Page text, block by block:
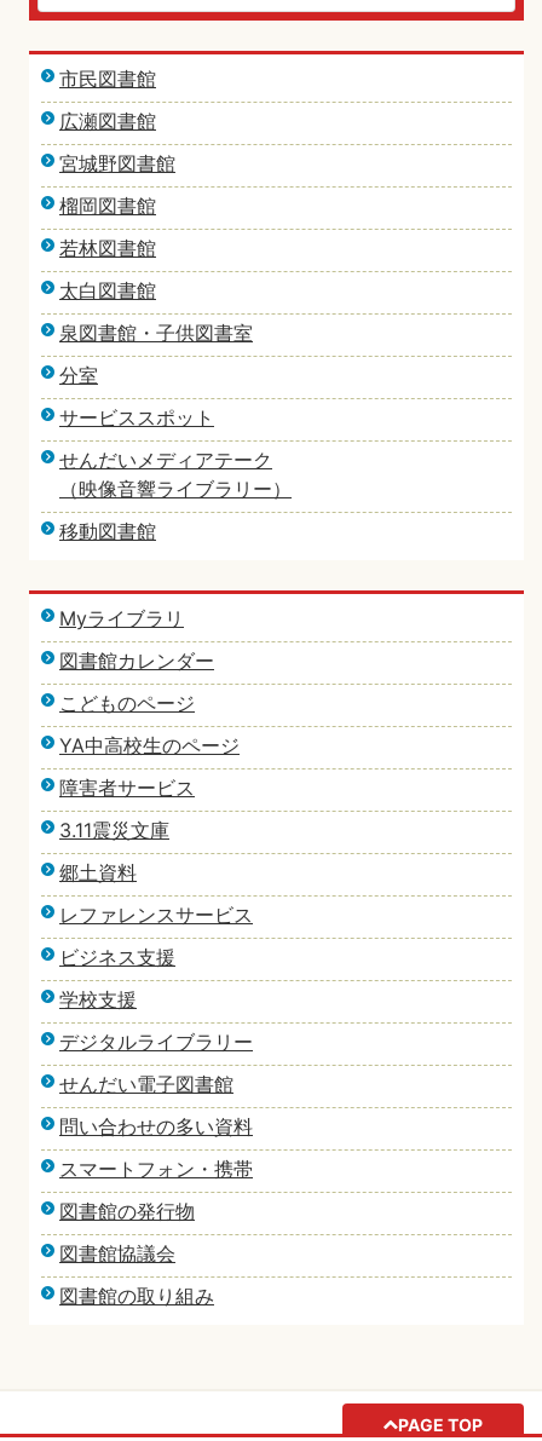
市民図書館
広瀬図書館
宮城野図書館
榴岡図書館
若林図書館
太白図書館
泉図書館・子供図書室
分室
サービススポット
せんだいメディアテーク
（映像音響ライブラリー）
移動図書館
Myライブラリ
図書館カレンダー
こどものページ
YA中高校生のページ
障害者サービス
3.11震災文庫
郷土資料
レファレンスサービス
ビジネス支援
学校支援
デジタルライブラリー
せんだい電子図書館
問い合わせの多い資料
スマートフォン・携帯
図書館の発行物
図書館協議会
図書館の取り組み
PAGE TOP